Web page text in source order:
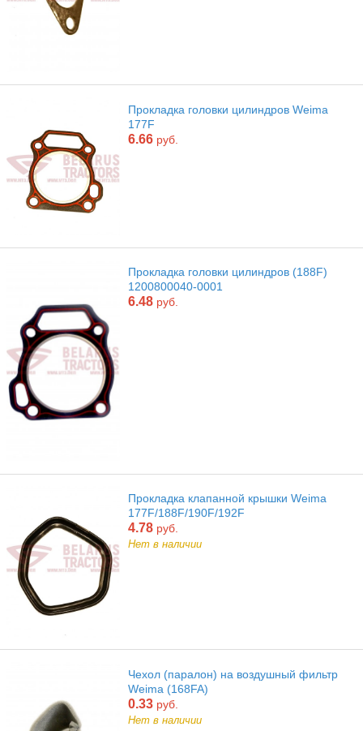
Прокладка головки цилиндров Weima
177F
6.66 руб.
Прокладка головки цилиндров (188F)
1200800040-0001
6.48 руб.
Прокладка клапанной крышки Weima
177F/188F/190F/192F
4.78 руб.
Нет в наличии
Чехол (паралон) на воздушный фильтр
Weima (168FA)
0.33 руб.
Нет в наличии